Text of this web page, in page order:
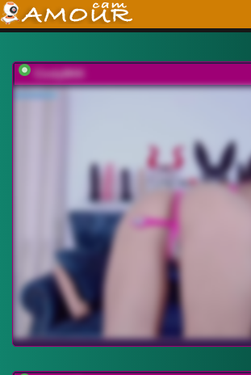
CindyBKK